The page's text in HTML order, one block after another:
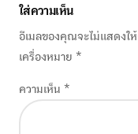
ใส่ความเห็น
อีเมลของคุณจะไม่แสดงใ
เครื่องหมาย *
ความเห็น *